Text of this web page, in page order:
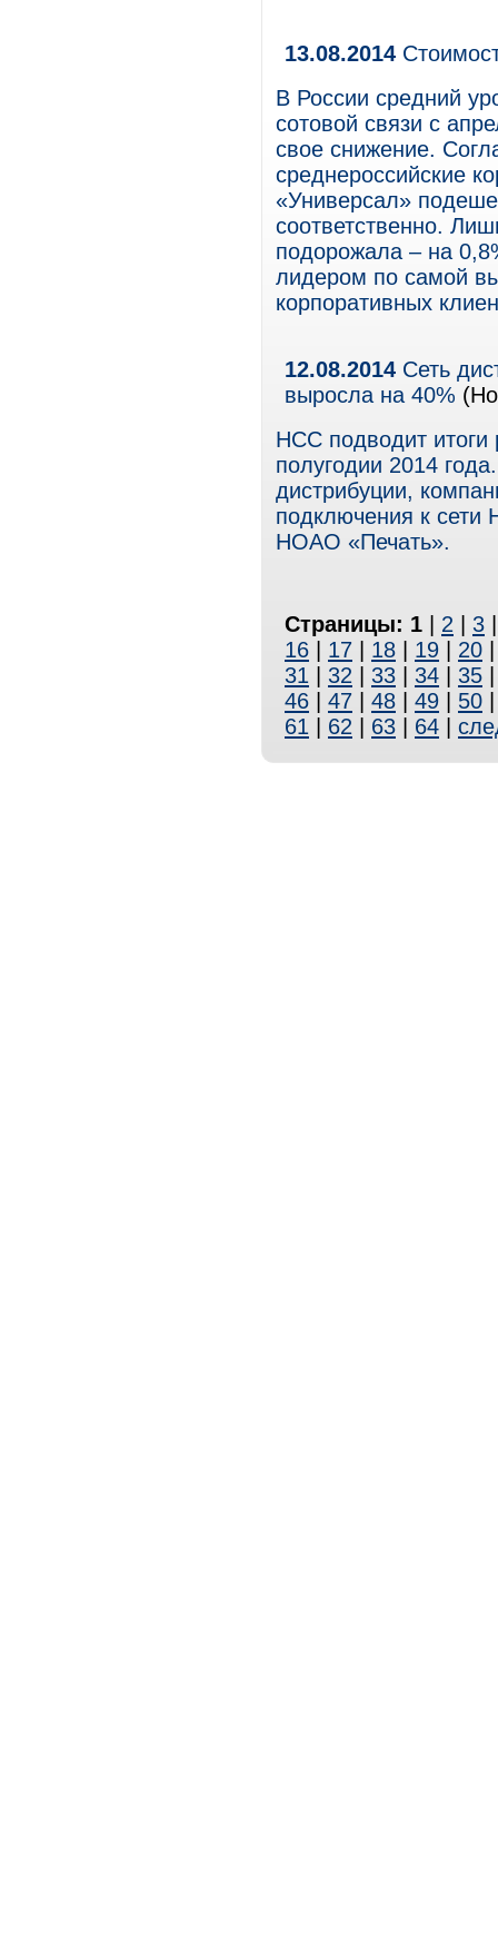
13.08.2014
В России средний
сотовой связи с
свое снижение.
cреднероссийские
«Универсал»
соответственно.
подорожала – на
лидером по самой
корпоративных
12.08.2014 Сеть
выросла на 40%
НСС подводит итоги
полугодии 2014
дистрибуции,
подключения к сети
НОАО «Печать».
Страницы: 1 2 3
16
17 18 19 20
31
32 33 34 35
46
47 48 49 50
61
62 63 64